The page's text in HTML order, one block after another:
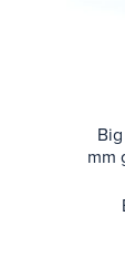
mm